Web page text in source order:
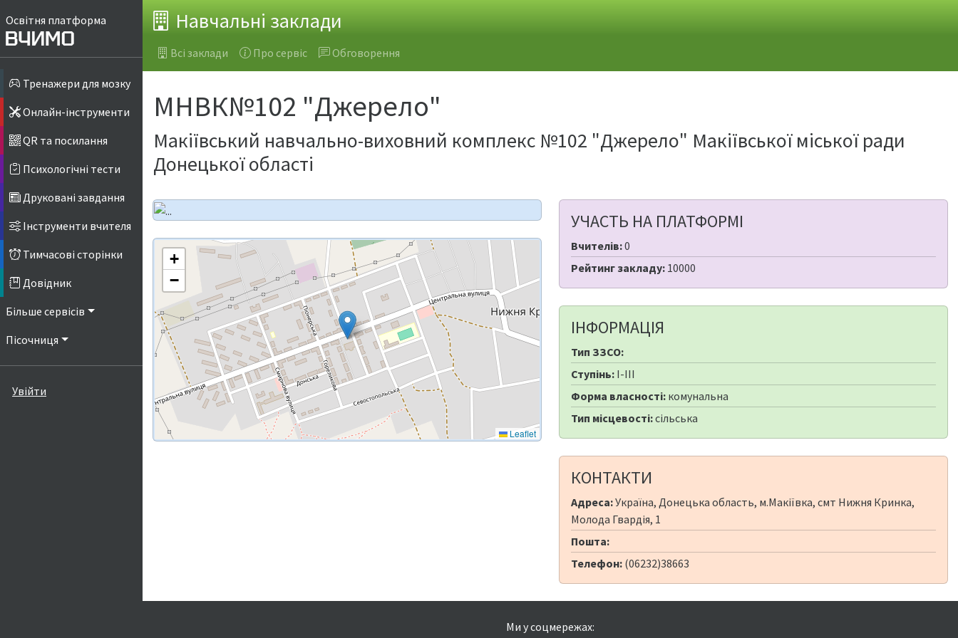
Освітня платформа
Тренажери для мозку
Онлайн-інструменти
QR та посилання
Психологічні тести
Друковані завдання
Інструменти вчителя
Тимчасові сторінки
Довідник
Більше сервісів
Пісочниця
Увійти
Навчальні заклади
Всі заклади Про сервіс Обговорення
МНВК№102 "Джерело"
Макіївський навчально-виховний комплекс №102 "Джерело" Макіївської міської ради
Донецької області
+
−
Leaflet
УЧАСТЬ НА ПЛАТФОРМІ
Вчителів:0
Рейтинг закладу: 10000
ІНФОРМАЦІЯ
Тип ЗЗСО:
Ступінь: I-III
Форма власності: комунальна
Тип місцевості:сільська
КОНТАКТИ
Адреса:Україна, Донецька область, м.Макіївка, смт Нижня Кринка,
Молода Гвардія, 1
Пошта:
Телефон: (06232)38663
Ми у соцмережах: